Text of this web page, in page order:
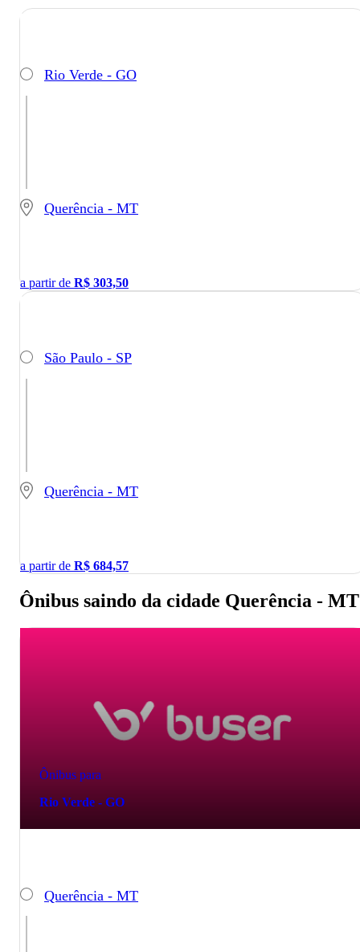
Rio Verde - GO
Querência - MT
a partir de R$ 303,50
São Paulo - SP
Querência - MT
a partir de R$ 684,57
Ônibus saindo da cidade Querência - MT
Ônibus para
Rio Verde - GO
Querência - MT